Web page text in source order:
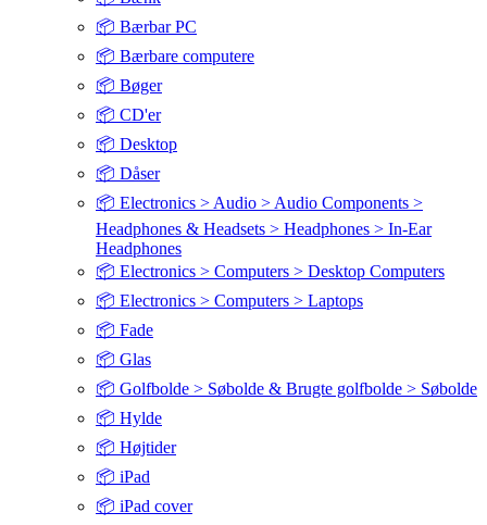
📦 Bærbar PC
📦 Bærbare computere
📦 Bøger
📦 CD'er
📦 Desktop
📦 Dåser
📦 Electronics > Audio > Audio Components >
Headphones & Headsets > Headphones > In-Ear
Headphones
📦 Electronics > Computers > Desktop Computers
📦 Electronics > Computers > Laptops
📦 Fade
📦 Glas
📦 Golfbolde > Søbolde & Brugte golfbolde > Søbolde
📦 Hylde
📦 Højtider
📦 iPad
📦 iPad cover